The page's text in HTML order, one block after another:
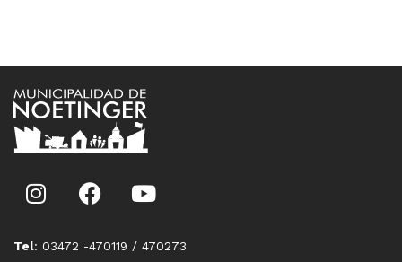
Tel: 03472 -470119 / 470273